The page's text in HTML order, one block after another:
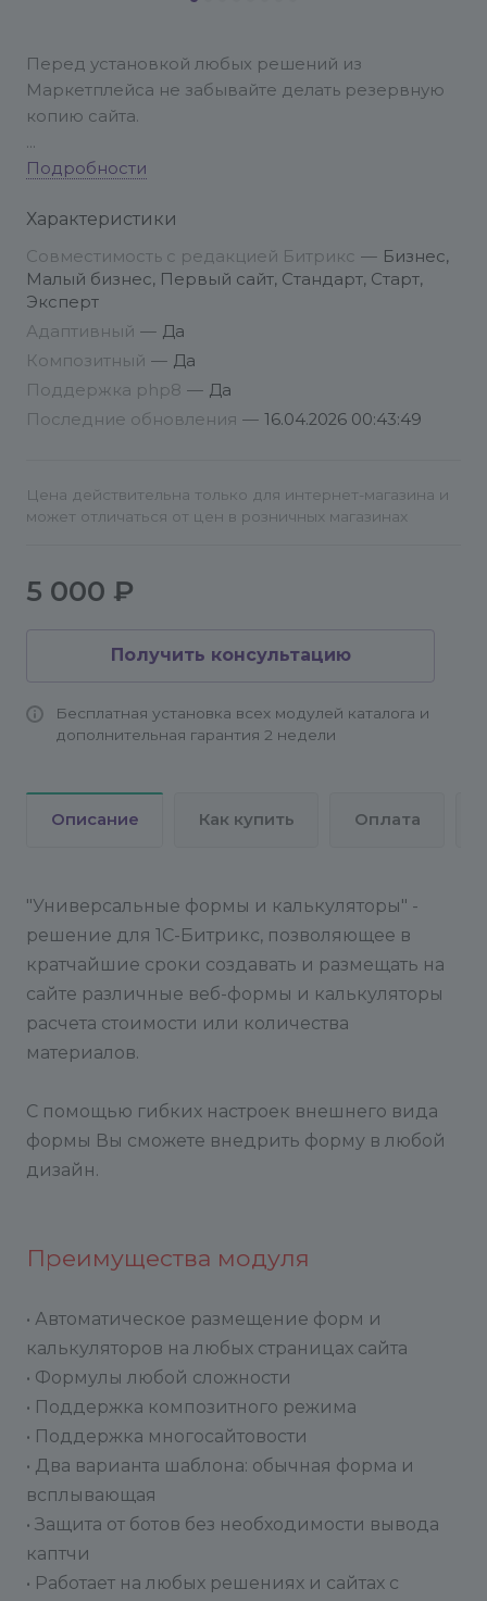
Перед установкой любых решений из
Маркетплейса не забывайте делать резервную
копию сайта.
Чтобы установить модуль, нажмите кнопку
который будет произведена установка. В
течение 30 дней Вы сможете тестировать модуль
совершенно бесплатно.
После установки решения, в разделе Сервисы
(Административный раздел сайта) станет
калькуляторы". В списке компонентов
визуального редактора также появится новый
формы.
id="crf_bb27a66f482c8fb252675532d81d4c38">
(Id формы:
Создаем объект и привязываем его к событиям
формы, указав ее id.
var ev = {};
CRamFormsEventManager.Eventify(ev,
со страницы редактирования формы (в админке
сайта). Например, код равен 37.
{TITLE: "Новый заголовок элемента",
READONLY: "Y"}});
Подробности
Характеристики
Совместимость с редакцией Битрикс — Бизнес,
Малый бизнес, Первый сайт, Стандарт, Старт,
Эксперт
Адаптивный — Да
Композитный — Да
Поддержка php8 — Да
Последние обновления — 16.04.2026 00:43:49
Цена действительна только для интернет-магазина и
может отличаться от цен в розничных магазинах
5 000 ₽
Получить консультацию
Бесплатная установка всех модулей каталога и
дополнительная гарантия 2 недели
Описание Как купить Оплата
"Универсальные формы и калькуляторы" -
решение для 1С-Битрикс, позволяющее в
кратчайшие сроки создавать и размещать на
сайте различные веб-формы и калькуляторы
расчета стоимости или количества
материалов.
С помощью гибких настроек внешнего вида
формы Вы сможете внедрить форму в любой
дизайн.
Преимущества модуля
• Автоматическое размещение форм и
калькуляторов на любых страницах сайта
• Формулы любой сложности
• Поддержка композитного режима
• Поддержка многосайтовости
• Два варианта шаблона: обычная форма и
всплывающая
• Защита от ботов без необходимости вывода
каптчи
• Работает на любых решениях и сайтах с